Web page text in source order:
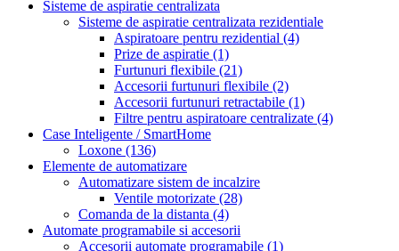
Sisteme de aspiratie centralizata
Sisteme de aspiratie centralizata rezidentiale
Aspiratoare pentru rezidential (4)
Prize de aspiratie (1)
Furtunuri flexibile (21)
Accesorii furtunuri flexibile (2)
Accesorii furtunuri retractabile (1)
Filtre pentru aspiratoare centralizate (4)
Case Inteligente / SmartHome
Loxone (136)
Elemente de automatizare
Automatizare sistem de incalzire
Ventile motorizate (28)
Comanda de la distanta (4)
Automate programabile si accesorii
Accesorii automate programabile (1)